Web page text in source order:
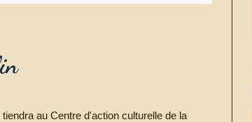
au Centre d'action culturelle de la